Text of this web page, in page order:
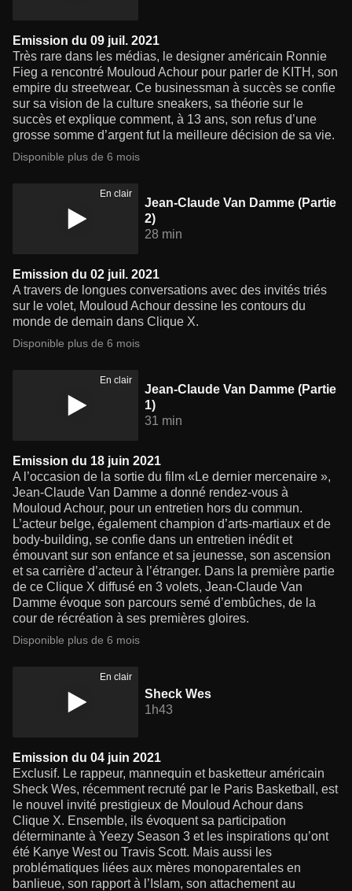
Emission du 09 juil. 2021
Très rare dans les médias, le designer américain Ronnie
Fieg a rencontré Mouloud Achour pour parler de KITH, son
empire du streetwear. Ce businessman à succès se confie
sur sa vision de la culture sneakers, sa théorie sur le
succès et explique comment, à 13 ans, son refus d’une
grosse somme d’argent fut la meilleure décision de sa vie.
Disponible plus de 6 mois
En clair
Jean-Claude Van Damme (Partie
2)
28 min
Emission du 02 juil. 2021
A travers de longues conversations avec des invités triés
sur le volet, Mouloud Achour dessine les contours du
monde de demain dans Clique X.
Disponible plus de 6 mois
En clair
Jean-Claude Van Damme (Partie
1)
31 min
Emission du 18 juin 2021
A l’occasion de la sortie du film «Le dernier mercenaire »,
Jean-Claude Van Damme a donné rendez-vous à
Mouloud Achour, pour un entretien hors du commun.
L’acteur belge, également champion d’arts-martiaux et de
body-building, se confie dans un entretien inédit et
émouvant sur son enfance et sa jeunesse, son ascension
et sa carrière d’acteur à l’étranger. Dans la première partie
de ce Clique X diffusé en 3 volets, Jean-Claude Van
Damme évoque son parcours semé d’embûches, de la
cour de récréation à ses premières gloires.
Disponible plus de 6 mois
En clair
Sheck Wes
1h43
Emission du 04 juin 2021
Exclusif. Le rappeur, mannequin et basketteur américain
Sheck Wes, récemment recruté par le Paris Basketball, est
le nouvel invité prestigieux de Mouloud Achour dans
Clique X. Ensemble, ils évoquent sa participation
déterminante à Yeezy Season 3 et les inspirations qu’ont
été Kanye West ou Travis Scott. Mais aussi les
problématiques liées aux mères monoparentales en
banlieue, son rapport à l’Islam, son attachement au